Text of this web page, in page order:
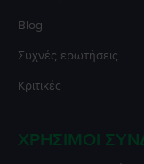
Blog
Συχνές ερωτήσεις
Κριτικές
ΧΡΉΣΙΜΟΙ